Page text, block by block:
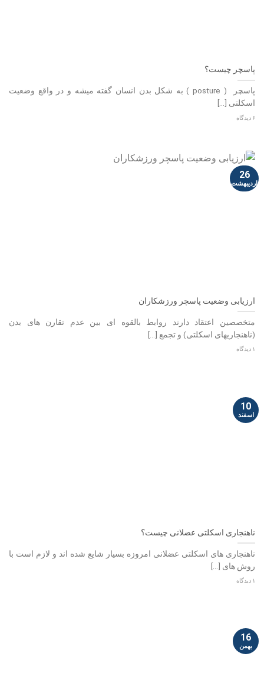
پاسچر چیست؟
پاسچر ( posture ) به شکل بدن انسان گفته میشه و در واقع وضعیت
اسکلتی [...]
۶ دیدگاه
ارزیابی وضعیت پاسچر ورزشکاران
متخصصین اعتقاد دارند روابط بالقوه ای بین عدم تقارن های بدن
(ناهنجاریهای اسکلتی) و تجمع [...]
۱ دیدگاه
26
اردیبهشت
ناهنجاری اسکلتی عضلانی چیست؟
ناهنجاری های اسکلتی عضلانی امروزه بسیار شایع شده اند و لازم است با
روش های [...]
۱ دیدگاه
10
اسفند
16
بهمن